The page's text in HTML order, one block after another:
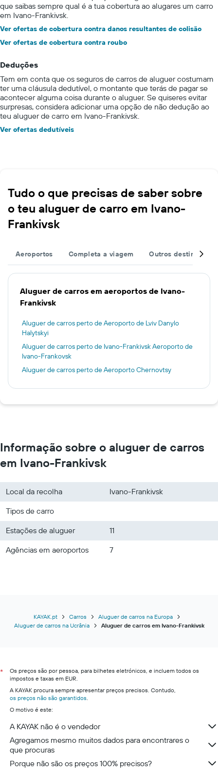
que saibas sempre qual é a tua cobertura ao alugares um carro
em Ivano-Frankivsk.
Ver ofertas de cobertura contra danos resultantes de colisão
Ver ofertas de cobertura contra roubo
Deduções
Tem em conta que os seguros de carros de aluguer costumam
ter uma cláusula dedutível, o montante que terás de pagar se
acontecer alguma coisa durante o aluguer. Se quiseres evitar
surpresas, considera adicionar uma opção de não dedução ao
teu aluguer de carro em Ivano-Frankivsk.
Ver ofertas dedutíveis
Tudo o que precisas de saber sobre
o teu aluguer de carro em Ivano-
Frankivsk
Aeroportos Completa a viagem Outros destinos
Aluguer de carros em aeroportos de Ivano-
Frankivsk
Aluguer de carros perto de Aeroporto de Lviv Danylo
Halytskyi
Aluguer de carros perto de Ivano-Frankivsk Aeroporto de
Ivano-Frankovsk
Aluguer de carros perto de Aeroporto Chernovtsy
Informação sobre o aluguer de carros
em Ivano-Frankivsk
Local da recolha
Ivano-Frankivsk
Tipos de carro
Estações de aluguer
11
Agências em aeroportos
7
KAYAK.pt Carros
Aluguer de carros na Europa
Aluguer de carros na Ucrânia
Aluguer de carros em Ivano-Frankivsk
*
Os preços são por pessoa, para bilhetes eletrónicos, e incluem todos os
impostos e taxas em EUR.
A KAYAK procura sempre apresentar preços precisos. Contudo,
os preços não são garantidos.
O motivo é este:
A KAYAK não é o vendedor
Agregamos mesmo muitos dados para encontrares o
que procuras
Porque não são os preços 100% precisos?